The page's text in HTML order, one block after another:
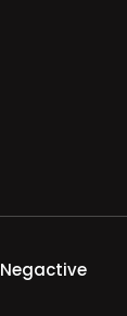
Negactive